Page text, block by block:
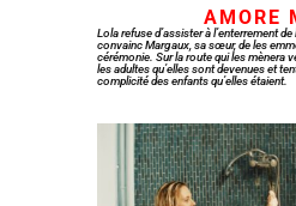
AMORE
Lola refuse d’assister à l’enterrement de
convainc Margaux, sa sœur, de les
cérémonie. Sur la route qui les mènera
les adultes qu’elles sont devenues et
complicité des enfants qu’elles étaient.